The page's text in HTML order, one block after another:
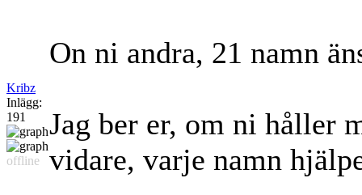
Kribz
Inlägg:
191
offline
On ni andra, 21 namn
Jag ber er, om ni håller
vidare, varje namn